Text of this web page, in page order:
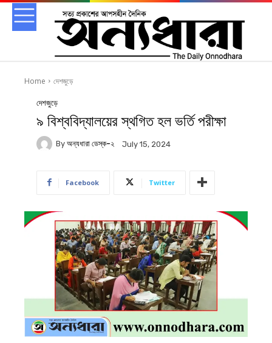
Home দেশজুড়ে
দেশজুড়ে
৯ বিশ্ববিদ্যালয়ের স্থগিত হল ভর্তি পরীক্ষা
By অন্যধারা ডেস্ক-২ July 15, 2024
Facebook Twitter